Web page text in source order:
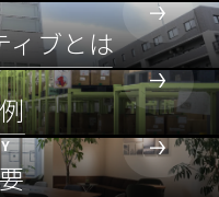
ィブとは